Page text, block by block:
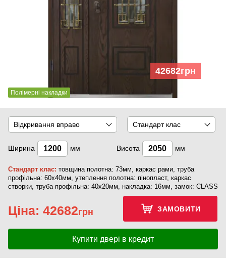
42682грн
Полімерні накладки
Відкривання вправо Стандарт клас
Ширина мм Висота мм
Стандарт клас: товщина полотна: 73мм, каркас рами, труба
профільна: 60х40мм, утеплення полотна: пінопласт, каркас
створки, труба профільна: 40х20мм, накладка: 16мм, замок: CLASS
Ціна: 42682грн ЗАМОВИТИ
Купити двері в кредит